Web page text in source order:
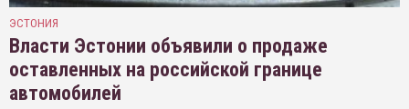
ЭСТОНИЯ
Власти Эстонии объявили о продаже
оставленных на российской границе
автомобилей